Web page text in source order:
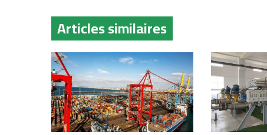
Articles similaires